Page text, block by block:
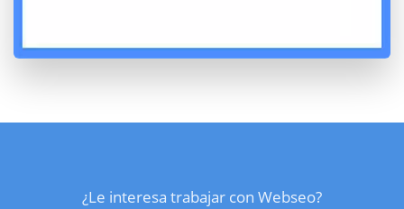
¿Le interesa trabajar con Webseo?